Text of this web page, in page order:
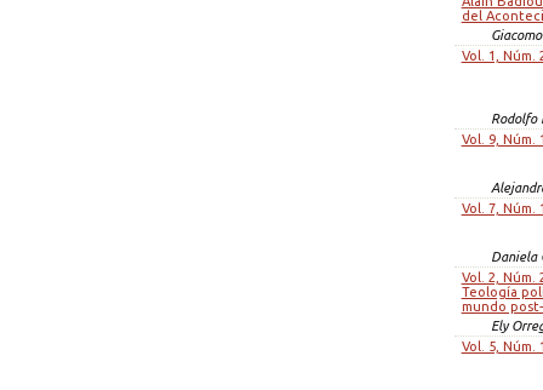
del
Vol. 1, Núm.
Rodolfo
Vol. 9, Núm.
Vol. 7, Núm.
Daniela
Vol. 2, Núm.
Teología
mundo
Ely
Vol. 5, Núm.